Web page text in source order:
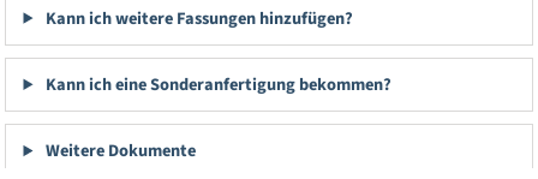
Kann ich weitere Fassungen hinzufügen?
Kann ich eine Sonderanfertigung bekommen?
Weitere Dokumente